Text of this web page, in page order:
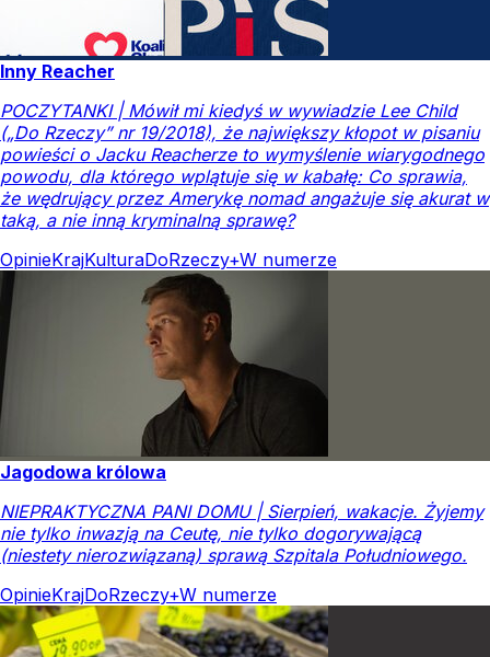
Inny Reacher
POCZYTANKI | Mówił mi kiedyś w wywiadzie Lee Child
(„Do Rzeczy” nr 19/2018), że największy kłopot w pisaniu
powieści o Jacku Reacherze to wymyślenie wiarygodnego
powodu, dla którego wplątuje się w kabałę: Co sprawia,
że wędrujący przez Amerykę nomad angażuje się akurat w
taką, a nie inną kryminalną sprawę?
OpinieKrajKulturaDoRzeczy+W numerze
Jagodowa królowa
NIEPRAKTYCZNA PANI DOMU | Sierpień, wakacje. Żyjemy
nie tylko inwazją na Ceutę, nie tylko dogorywającą
(niestety nierozwiązaną) sprawą Szpitala Południowego.
OpinieKrajDoRzeczy+W numerze